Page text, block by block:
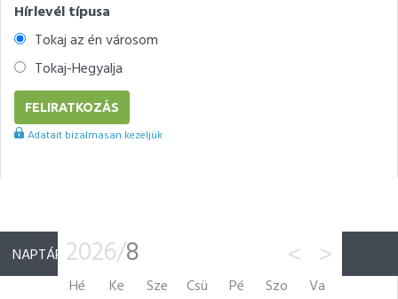
Hírlevél típusa
Tokaj az én városom
Tokaj-Hegyalja
Adatait bizalmasan kezeljük
NAPTÁR 2026/8 < >
Hé Ke Sze Csü Pé Szo
Va